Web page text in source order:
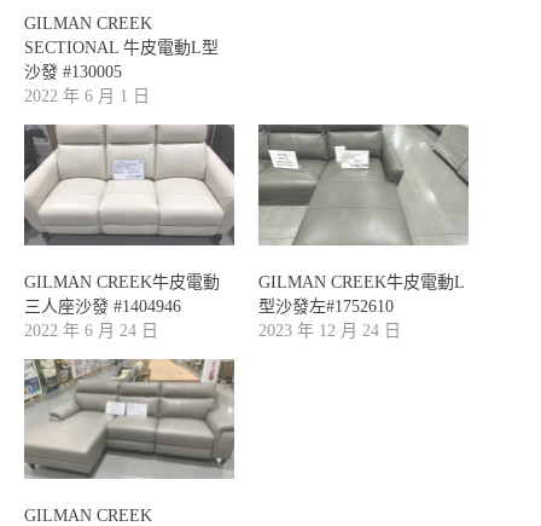
GILMAN CREEK
SECTIONAL 牛皮電動L型
沙發 #130005
2022 年 6 月 1 日
GILMAN CREEK牛皮電動
三人座沙發 #1404946
2022 年 6 月 24 日
GILMAN CREEK牛皮電動L
型沙發左#1752610
2023 年 12 月 24 日
GILMAN CREEK